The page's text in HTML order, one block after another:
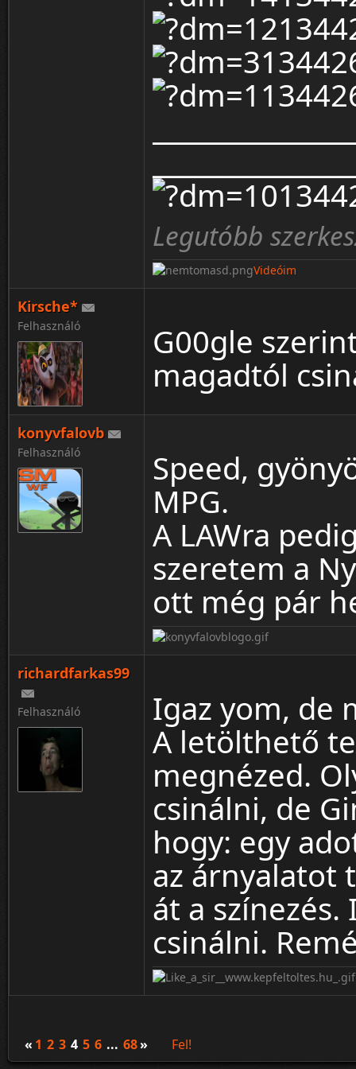
Legutóbb
Videóim
Kirsche*
Felhasználó
G00gle
magadtól
konyvfalovb
Felhasználó
Speed,
MPG.
A LAWra
szeretem a
ott még pár
richardfarkas99
Felhasználó
Igaz yom, de
A letölthető
megnézed.
csinálni, de
hogy: egy
az árnyalatot
át a
csinálni.
« 1 2 3 4 5 6 ... 68»
Fel!